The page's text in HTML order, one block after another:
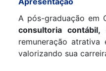
A pós-graduação em
consultoria contábil,
remuneração
valorizando sua